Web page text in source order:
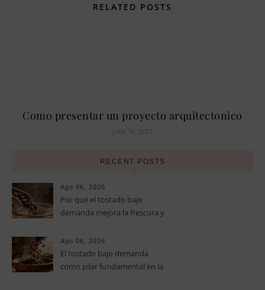
RELATED POSTS
Como presentar un proyecto arquitectonico
julio 16, 2021
RECENT POSTS
Ago 06, 2026
Por qué el tostado bajo
demanda mejora la frescura y
especialidad
Ago 06, 2026
El tostado bajo demanda
como pilar fundamental en la